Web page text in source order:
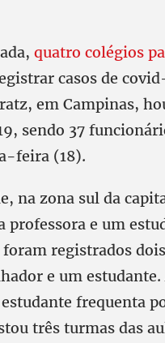
quatro colégios
casos de
em Campinas,
sendo 37
feira (18).
na zona sul da
professora e um
registrados
e um
frequenta
três turmas das